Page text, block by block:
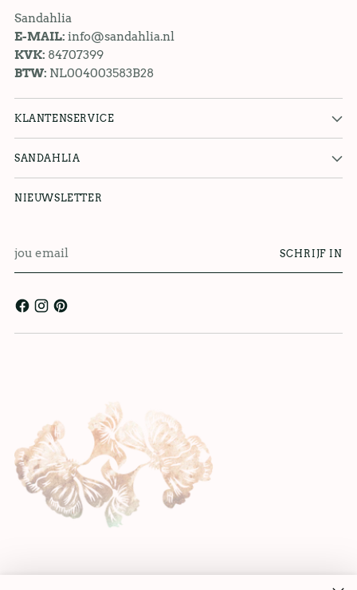
Sandahlia
E-MAIL: info@sandahlia.nl
KVK: 84707399
BTW: NL004003583B28
KLANTENSERVICE
SANDAHLIA
NIEUWSLETTER
email
SCHRIJF IN